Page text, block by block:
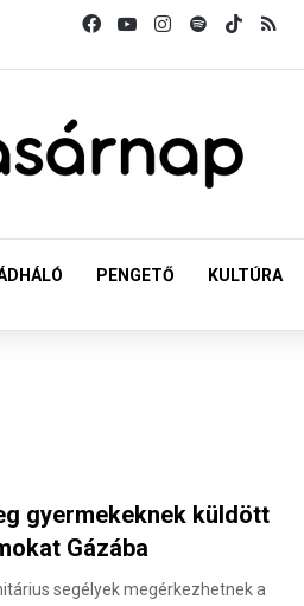
FacebookYouTubeInstagram
SpotifyTikTok
PENGETŐ KULTÚRA
gyermekeknek küldött
Gázába
segélyek megérkezhetnek a